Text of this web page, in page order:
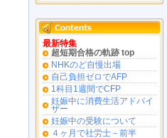
最新特集
超短期合格の軌跡 top
NHKのど自慢出場
自己負担ゼロでAFP
1科目1週間でCFP
妊娠中に消費生活アドバイ
ザー
妊娠中の受験について
４ヶ月で社労士－前半